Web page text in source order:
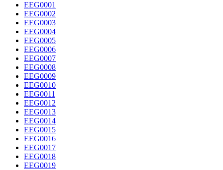
EEG0001
EEG0002
EEG0003
EEG0004
EEG0005
EEG0006
EEG0007
EEG0008
EEG0009
EEG0010
EEG0011
EEG0012
EEG0013
EEG0014
EEG0015
EEG0016
EEG0017
EEG0018
EEG0019